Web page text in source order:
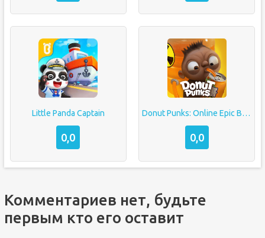
Little Panda Captain
0,0
Donut Punks: Online Epic Brawl
0,0
Комментариев нет, будьте
первым кто его оставит